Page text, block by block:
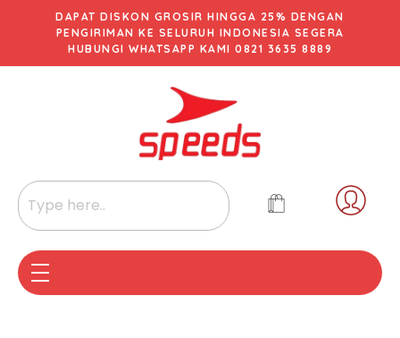
DAPAT DISKON GROSIR HINGGA 25% DENGAN
PENGIRIMAN KE SELURUH INDONESIA SEGERA
HUBUNGI WHATSAPP KAMI 0821 3635 8889